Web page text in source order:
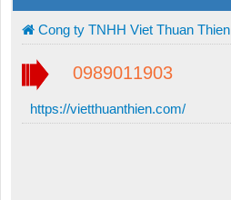
Cong ty TNHH Viet Thuan Thien
0989011903
https://vietthuanthien.com/